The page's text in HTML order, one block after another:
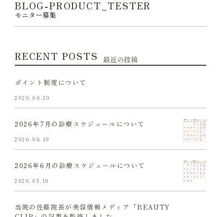
BLOG-PRODUCT_TESTER
モニター募集
RECENT POSTS 最近の投稿
ポイント制度について
2026.06.20
2026年7月の診療スケジュールについて
2026.06.19
2026年6月の診療スケジュールについて
2026.05.19
当院の佐藤院長が美容情報メディア「BEAUTY